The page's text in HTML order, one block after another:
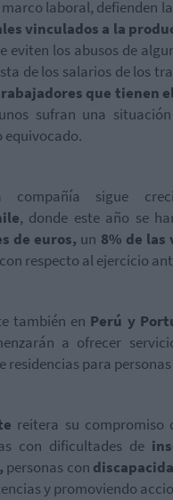
laboral, defienden la
vinculados a la
eviten los abusos de
de los salarios de los
que tienen
sufran una
equivocado.
sigue
, donde este año se
de euros, un 8% de
con respecto al ejercicio
también en Perú y
a ofrecer
residencias para
reitera su compromiso
con dificultades de
personas con
y promoviendo